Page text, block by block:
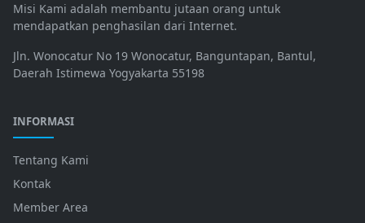
Misi Kami adalah membantu jutaan orang untuk
mendapatkan penghasilan dari Internet.
Jln. Wonocatur No 19 Wonocatur, Banguntapan, Bantul,
Daerah Istimewa Yogyakarta 55198
INFORMASI
Tentang Kami
Kontak
Member Area